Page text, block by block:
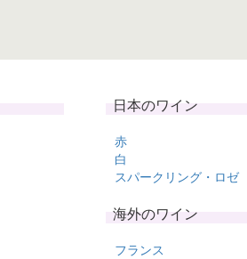
日本のワイン
赤
白
スパークリング・ロゼ
海外のワイン
フランス